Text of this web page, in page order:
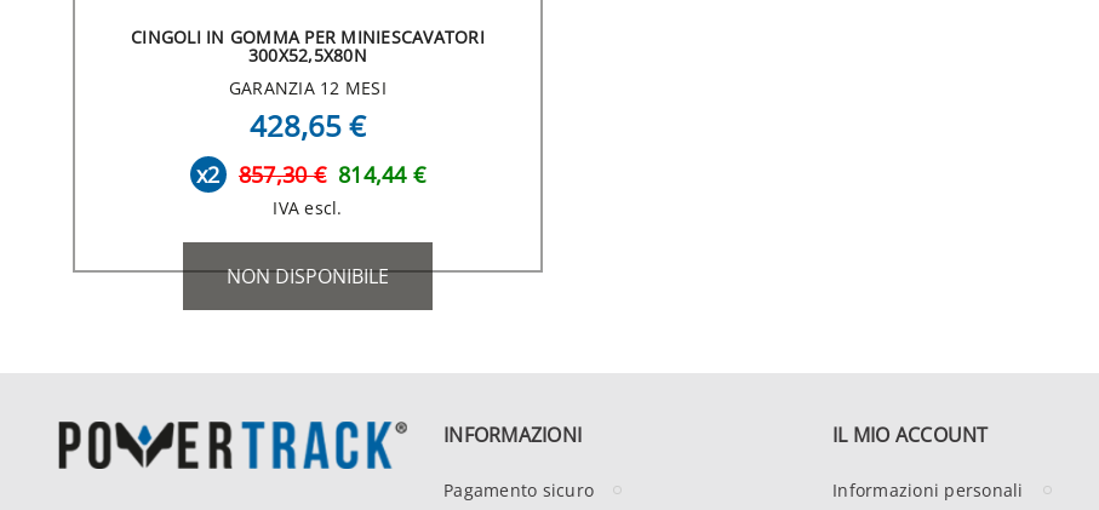
CINGOLI IN GOMMA PER MINIESCAVATORI
300X52,5X80N
GARANZIA 12 MESI
428,65 €
x2 857,30 € 814,44 €
IVA escl.
NON DISPONIBILE
INFORMAZIONI
Pagamento sicuro
IL MIO ACCOUNT
Informazioni personali